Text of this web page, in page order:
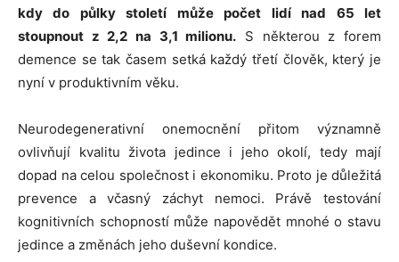
kdy do půlky století může počet lidí nad 65 let
stoupnout z 2,2 na 3,1 milionu. S některou z forem
demence se tak časem setká každý třetí člověk, který je
nyní v produktivním věku.
Neurodegenerativní onemocnění přitom významně
ovlivňují kvalitu života jedince i jeho okolí, tedy mají
dopad na celou společnost i ekonomiku. Proto je důležitá
prevence a včasný záchyt nemoci. Právě testování
kognitivních schopností může napovědět mnohé o stavu
jedince a změnách jeho duševní kondice.